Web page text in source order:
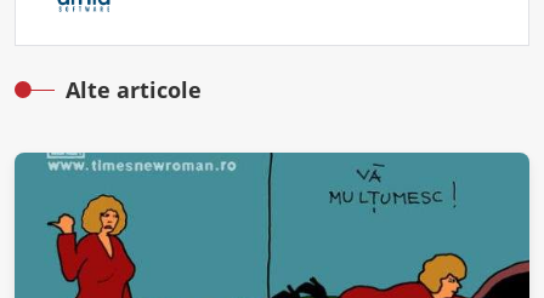
Alte articole